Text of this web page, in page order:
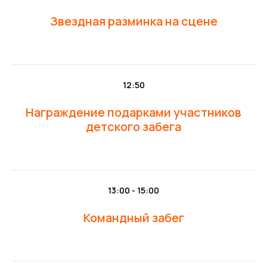
Звездная разминка на сцене
12:50
Награждение подарками участников
детского забега
13:00 - 15:00
Командный забег